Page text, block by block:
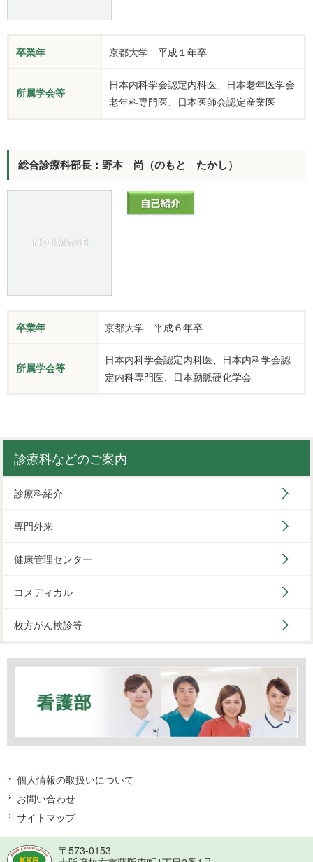
卒業年 京都大学 平成１年卒
所属学会等
日本内科学会認定内科医、日本老年医学会
老年科専門医、日本医師会認定産業医
総合診療科部長：野本 尚（のもと たかし）
卒業年 京都大学 平成６年卒
所属学会等
日本内科学会認定内科医、日本内科学会認
定内科専門医、日本動脈硬化学会
診療科などのご案内
診療科紹介
専門外来
健康管理センター
コメディカル
枚方がん検診等
個人情報の取扱いについて
お問い合わせ
サイトマップ
〒573-0153